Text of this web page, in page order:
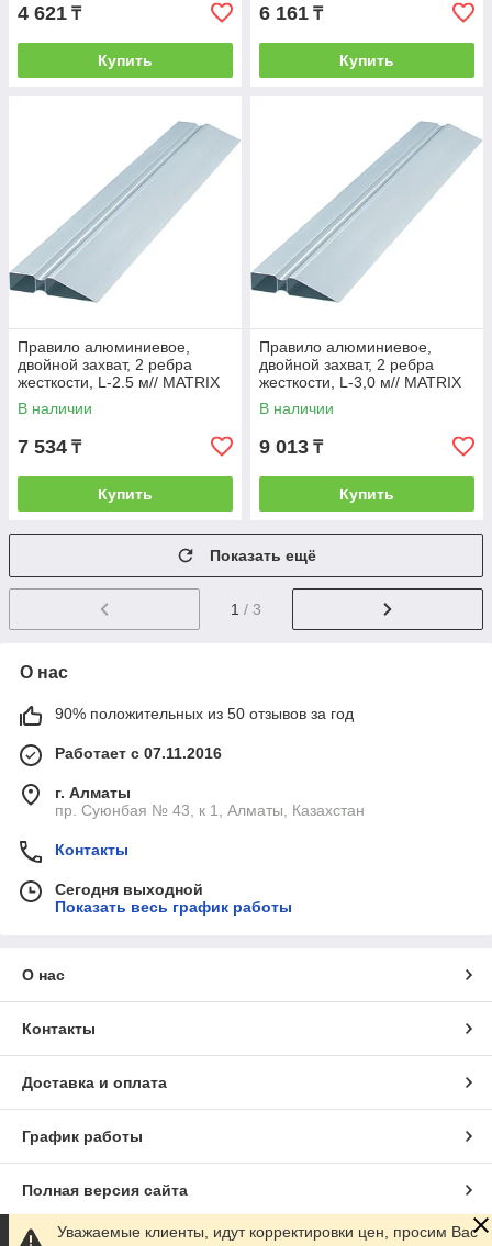
4 621 ₸
Купить
6 161 ₸
Купить
Правило алюминиевое,
двойной захват, 2 ребра
жесткости, L-2.5 м// MATRIX
В наличии
7 534 ₸
Купить
Правило алюминиевое,
двойной захват, 2 ребра
жесткости, L-3,0 м// MATRIX
В наличии
9 013 ₸
Купить
Показать ещё
1 / 3
О нас
90% положительных из 50 отзывов за год
Работает с 07.11.2016
г. Алматы
пр. Суюнбая № 43, к 1, Алматы, Казахстан
Контакты
Сегодня выходной
Показать весь график работы
О нас
Контакты
Доставка и оплата
График работы
Полная версия сайта
Уважаемые клиенты, идут корректировки цен, просим Вас